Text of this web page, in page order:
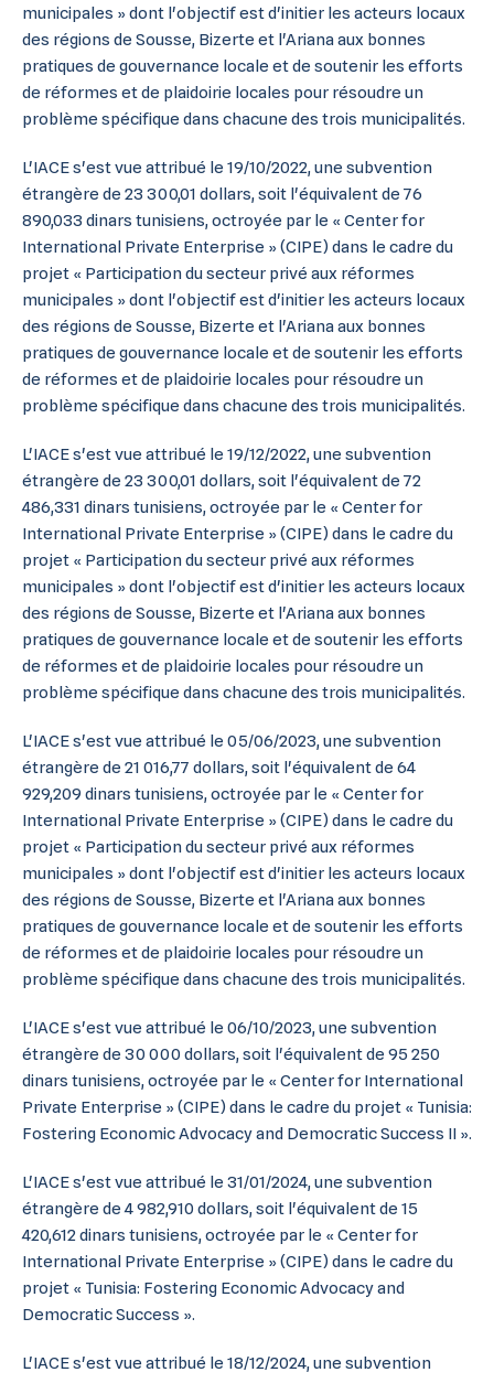
municipales » dont l'objectif est d'initier les acteurs locaux
des régions de Sousse, Bizerte et l'Ariana aux bonnes
pratiques de gouvernance locale et de soutenir les efforts
de réformes et de plaidoirie locales pour résoudre un
problème spécifique dans chacune des trois municipalités.
L'IACE s'est vue attribué le 19/10/2022, une subvention
étrangère de 23 300,01 dollars, soit l'équivalent de 76
890,033 dinars tunisiens, octroyée par le « Center for
International Private Enterprise » (CIPE) dans le cadre du
projet « Participation du secteur privé aux réformes
municipales » dont l'objectif est d'initier les acteurs locaux
des régions de Sousse, Bizerte et l'Ariana aux bonnes
pratiques de gouvernance locale et de soutenir les efforts
de réformes et de plaidoirie locales pour résoudre un
problème spécifique dans chacune des trois municipalités.
L'IACE s'est vue attribué le 19/12/2022, une subvention
étrangère de 23 300,01 dollars, soit l'équivalent de 72
486,331 dinars tunisiens, octroyée par le « Center for
International Private Enterprise » (CIPE) dans le cadre du
projet « Participation du secteur privé aux réformes
municipales » dont l'objectif est d'initier les acteurs locaux
des régions de Sousse, Bizerte et l'Ariana aux bonnes
pratiques de gouvernance locale et de soutenir les efforts
de réformes et de plaidoirie locales pour résoudre un
problème spécifique dans chacune des trois municipalités.
L'IACE s'est vue attribué le 05/06/2023, une subvention
étrangère de 21 016,77 dollars, soit l'équivalent de 64
929,209 dinars tunisiens, octroyée par le « Center for
International Private Enterprise » (CIPE) dans le cadre du
projet « Participation du secteur privé aux réformes
municipales » dont l'objectif est d'initier les acteurs locaux
des régions de Sousse, Bizerte et l'Ariana aux bonnes
pratiques de gouvernance locale et de soutenir les efforts
de réformes et de plaidoirie locales pour résoudre un
problème spécifique dans chacune des trois municipalités.
L'IACE s'est vue attribué le 06/10/2023, une subvention
étrangère de 30 000 dollars, soit l'équivalent de 95 250
dinars tunisiens, octroyée par le « Center for International
Private Enterprise » (CIPE) dans le cadre du projet « Tunisia:
Fostering Economic Advocacy and Democratic Success II ».
L'IACE s'est vue attribué le 31/01/2024, une subvention
étrangère de 4 982,910 dollars, soit l'équivalent de 15
420,612 dinars tunisiens, octroyée par le « Center for
International Private Enterprise » (CIPE) dans le cadre du
projet « Tunisia: Fostering Economic Advocacy and
Democratic Success ».
L'IACE s'est vue attribué le 18/12/2024, une subvention